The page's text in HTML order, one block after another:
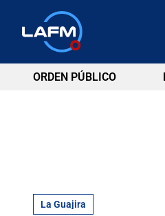
ORDEN PÚBLICO
La Guajira